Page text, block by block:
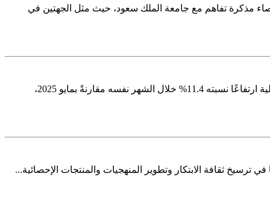
مذكرة تفاهم مع جامعة الملك سعود، حيث مثل الجهتين في
أصدرت الهيئة العامة للإحصاء نشرة إحصاءات مؤشرات الأعمال قصيرة المدى لشهر مايو 2026، حيث سجّل الرقم القياسي للإيرادات التشغيلية ارتفاعًا نسبته 11.4% خلال الشهر نفسه مقارنةً بمايو 2025،
ترسيخ ثقافة الابتكار وتطوير المنهجيات والمنتجات الإحصائية...